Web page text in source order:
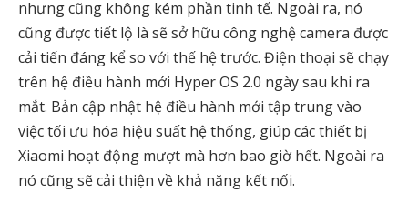
nhưng cũng không kém phần tinh tế. Ngoài ra, nó
cũng được tiết lộ là sẽ sở hữu công nghệ camera được
cải tiến đáng kể so với thế hệ trước. Điện thoại sẽ chạy
trên hệ điều hành mới Hyper OS 2.0 ngày sau khi ra
mắt. Bản cập nhật hệ điều hành mới tập trung vào
việc tối ưu hóa hiệu suất hệ thống, giúp các thiết bị
Xiaomi hoạt động mượt mà hơn bao giờ hết. Ngoài ra
nó cũng sẽ cải thiện về khả năng kết nối.